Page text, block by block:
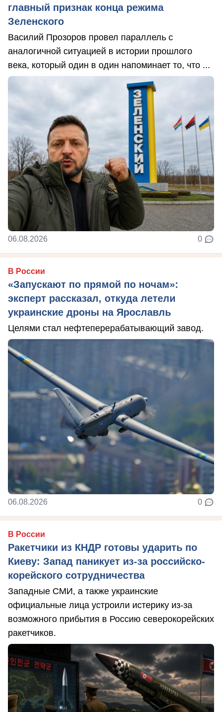
главный признак конца режима
Зеленского
Василий Прозоров провел параллель с
аналогичной ситуацией в истории прошлого
века, который один в один напоминает то, что ...
06.08.2026 0
В России
«Запускают по прямой по ночам»:
эксперт рассказал, откуда летели
украинские дроны на Ярославль
Целями стал нефтеперерабатывающий завод.
06.08.2026 0
В России
Ракетчики из КНДР готовы ударить по
Киеву: Запад паникует из-за российско-
корейского сотрудничества
Западные СМИ, а также украинские
официальные лица устроили истерику из-за
возможного прибытия в Россию северокорейских
ракетчиков.